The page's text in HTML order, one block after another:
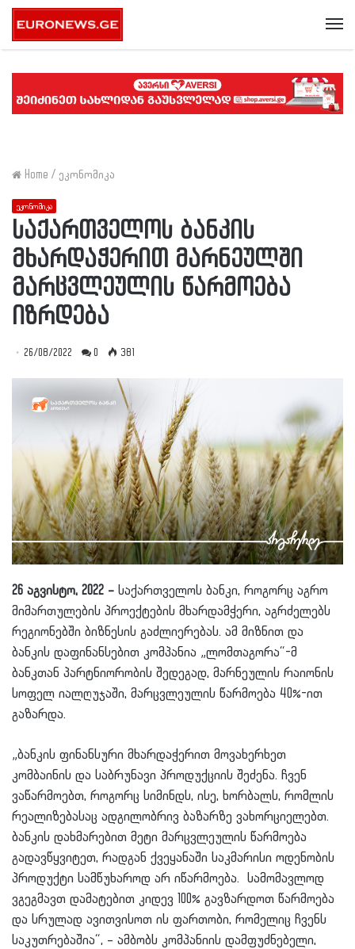
Home / ეკონომიკა
ეკონომიკა
საქართველოს ბანკის
მხარდაჭერით მარნეულში
მარცვლეულის წარმოება
იზრდება
26/08/2022 0 381
26 აგვისტო, 2022 – საქართველოს ბანკი, როგორც აგრო
მიმართულების პროექტების მხარდამჭერი, აგრძელებს
რეგიონებში ბიზნესის გაძლიერებას. ამ მიზნით და
ბანკის დაფინანსებით კომპანია „ლომთაგორა“-მ
ბანკთან პარტნიორობის შედეგად, მარნეულის რაიონის
სოფელ იალღუჯაში, მარცვლეულის წარმოება 40%-ით
გაზარდა.
„ბანკის ფინანსური მხარდაჭერით მოვახერხეთ
კომბაინის და საბრუნავი პროდუქციის შეძენა. ჩვენ
ვაწარმოებთ, როგორც სიმინდს, ისე, ხორბალს, რომლის
რეალიზებასაც ადგილობრივ ბაზარზე ვახორციელებთ.
ბანკის დახმარებით მეტი მარცვლეულის წარმოება
გადავწყვიტეთ, რადგან ქვეყანაში საკმარისი ოდენობის
პროდუქტი სამწუხაროდ არ იწარმოება. სამომავლოდ
ვგეგმავთ დამატებით კიდევ 100% გავზარდოთ წარმოება
და სრულად ავითვისოთ ის ფართობი, რომელიც ჩვენს
საკუთრებაშია“, – ამბობს კომპანიის დამფუძნებელი,